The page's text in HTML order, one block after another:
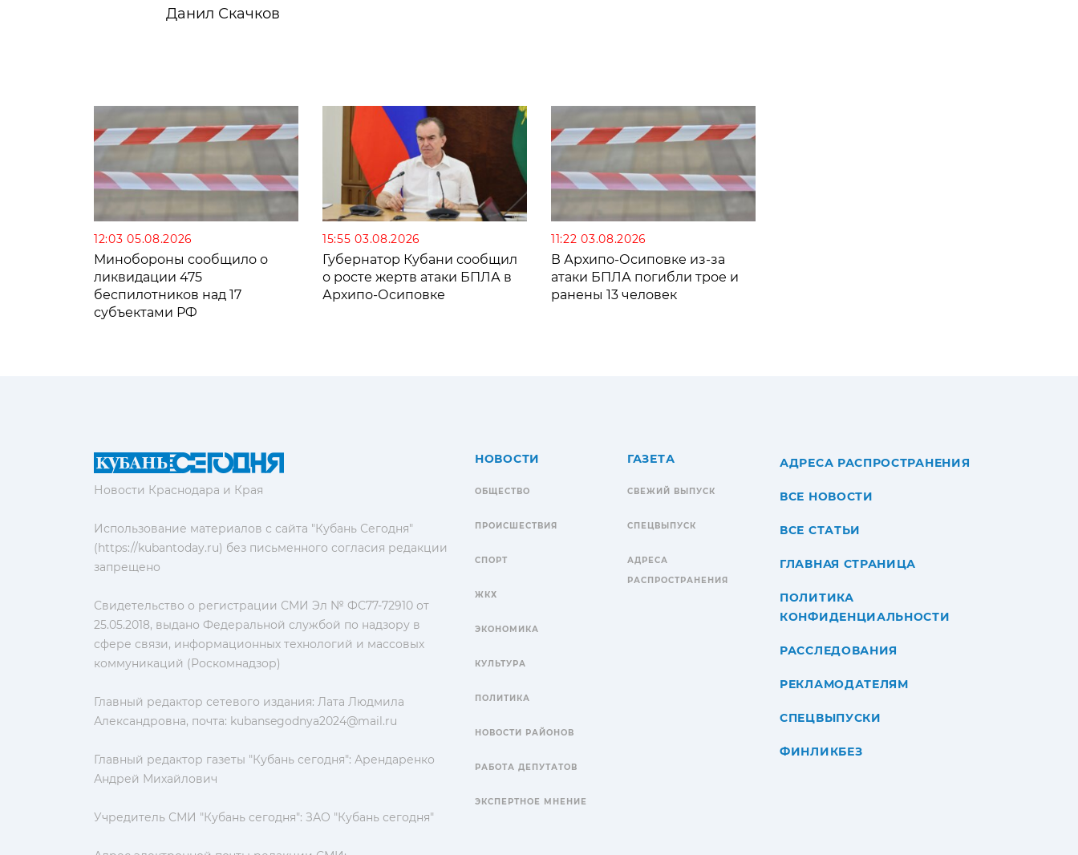
Данил Скачков
12:03 05.08.2026
Минобороны сообщило о
ликвидации 475
беспилотников над 17
субъектами РФ
15:55 03.08.2026
Губернатор Кубани сообщил
о росте жертв атаки БПЛА в
Архипо-Осиповке
11:22 03.08.2026
В Архипо-Осиповке из-за
атаки БПЛА погибли трое и
ранены 13 человек
Новости Краснодара и Края
Использование материалов с сайта "Кубань Сегодня"
(https://kubantoday.ru) без письменного согласия редакции
запрещено
Свидетельство о регистрации СМИ Эл № ФС77-72910 от
25.05.2018, выдано Федеральной службой по надзору в
сфере связи, информационных технологий и массовых
коммуникаций (Роскомнадзор)
Главный редактор сетевого издания: Лата Людмила
Александровна, почта: kubansegodnya2024@mail.ru
Главный редактор газеты "Кубань сегодня": Арендаренко
Андрей Михайлович
Учредитель СМИ "Кубань сегодня": ЗАО "Кубань сегодня"
НОВОСТИ
ОБЩЕСТВО
ПРОИСШЕСТВИЯ
СПОРТ
ЖКХ
ЭКОНОМИКА
КУЛЬТУРА
ПОЛИТИКА
НОВОСТИ РАЙОНОВ
РАБОТА ДЕПУТАТОВ
ЭКСПЕРТНОЕ МНЕНИЕ
ГАЗЕТА
СВЕЖИЙ ВЫПУСК
СПЕЦВЫПУСК
АДРЕСА
РАСПРОСТРАНЕНИЯ
АДРЕСА РАСПРОСТРАНЕНИЯ
ВСЕ НОВОСТИ
ВСЕ СТАТЬИ
ГЛАВНАЯ СТРАНИЦА
ПОЛИТИКА
КОНФИДЕНЦИАЛЬНОСТИ
РАССЛЕДОВАНИЯ
РЕКЛАМОДАТЕЛЯМ
СПЕЦВЫПУСКИ
ФИНЛИКБЕЗ